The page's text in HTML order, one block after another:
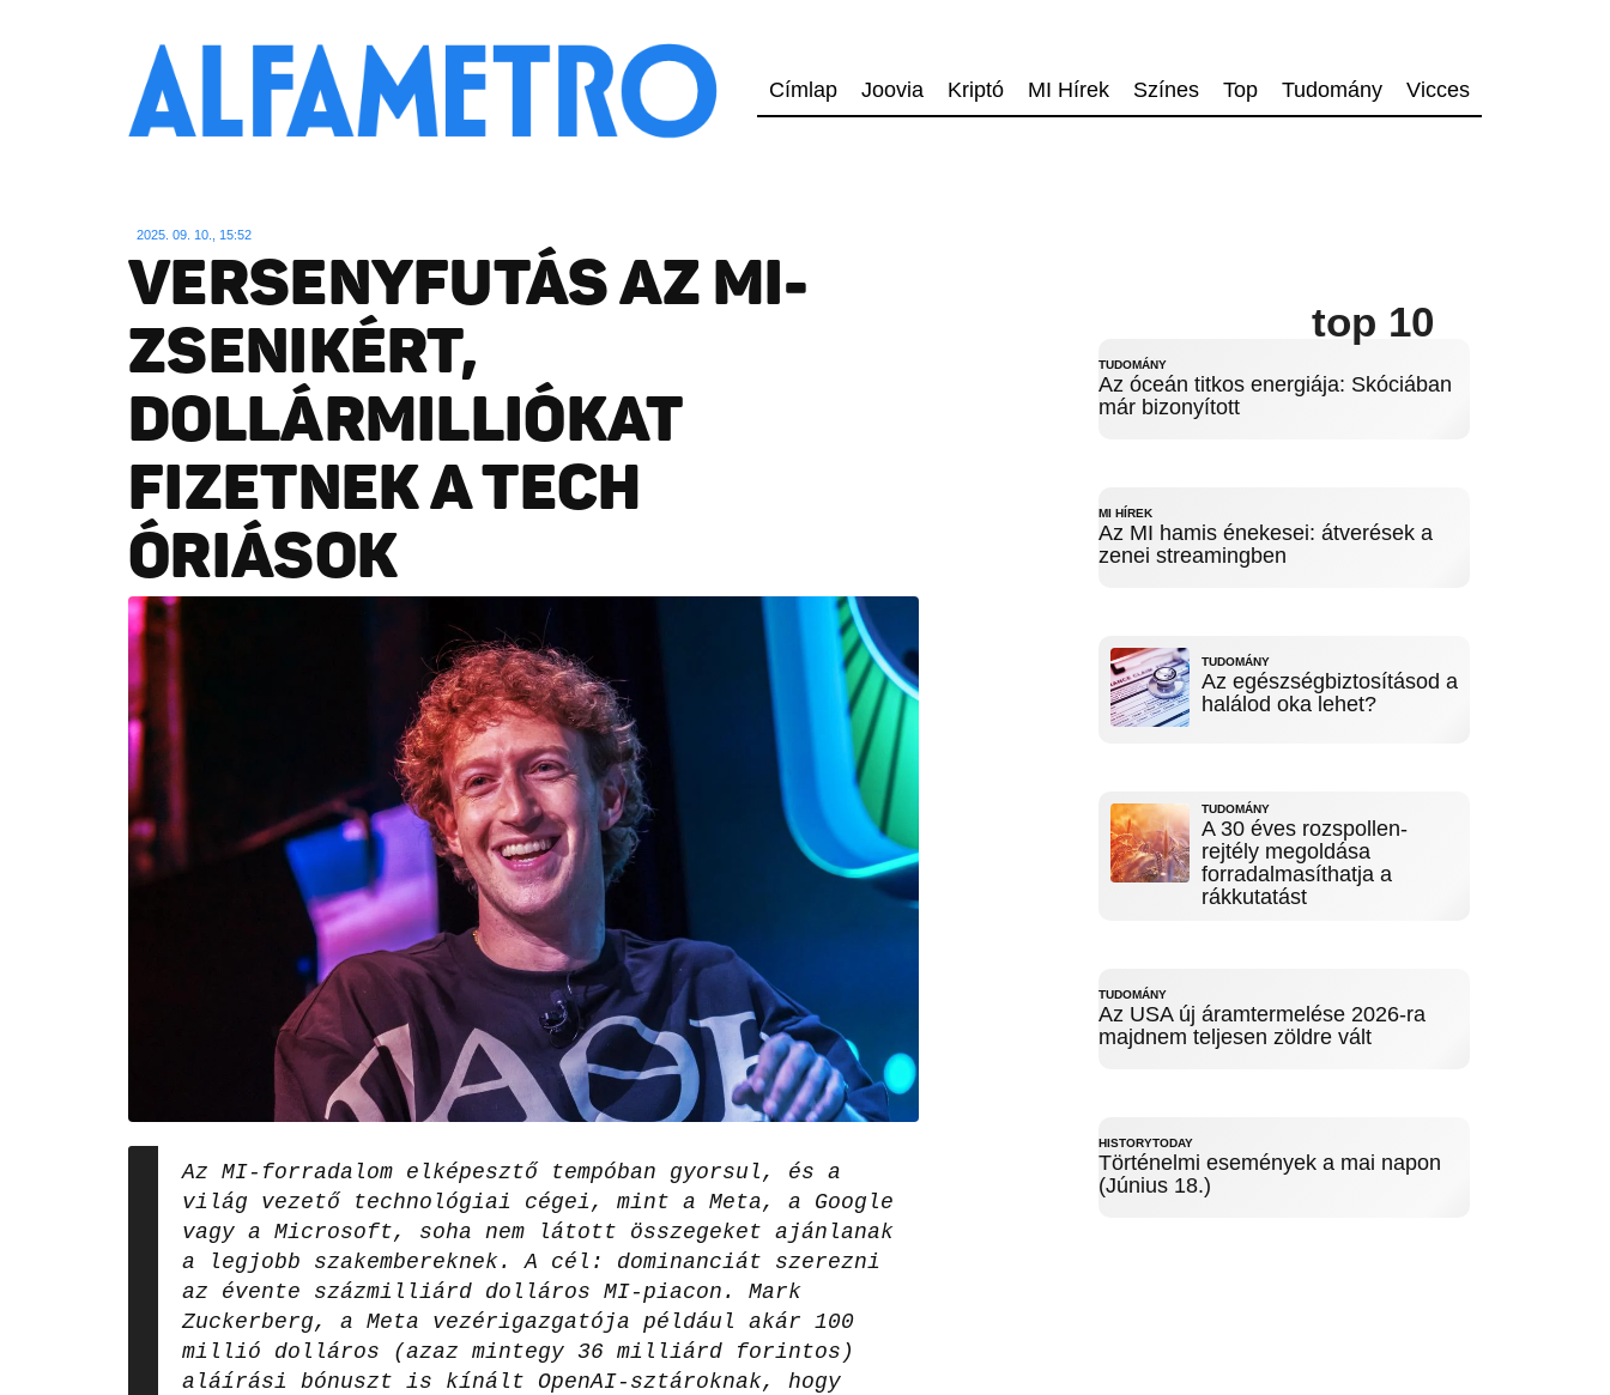
Címlap Joovia Kriptó MI Hírek Színes Top Tudomány Vicces
2025. 09. 10., 15:52
VERSENYFUTÁS AZ MI-
ZSENIKÉRT,
DOLLÁRMILLIÓKAT
FIZETNEK A TECH
ÓRIÁSOK
Az MI-forradalom elképesztő tempóban gyorsul, és a
világ vezető technológiai cégei, mint a Meta, a Google
vagy a Microsoft, soha nem látott összegeket ajánlanak
a legjobb szakembereknek. A cél: dominanciát szerezni
az évente százmilliárd dolláros MI-piacon. Mark
Zuckerberg, a Meta vezérigazgatója például akár 100
millió dolláros (azaz mintegy 36 milliárd forintos)
aláírási bónuszt is kínált OpenAI-sztároknak, hogy
top 10
TUDOMÁNY
Az óceán titkos energiája: Skóciában
már bizonyított
MI HÍREK
Az MI hamis énekesei: átverések a
zenei streamingben
TUDOMÁNY
Az egészségbiztosításod a
halálod oka lehet?
TUDOMÁNY
A 30 éves rozspollen-
rejtély megoldása
forradalmasíthatja a
rákkutatást
TUDOMÁNY
Az USA új áramtermelése 2026-ra
majdnem teljesen zöldre vált
HISTORYTODAY
Történelmi események a mai napon
(Június 18.)